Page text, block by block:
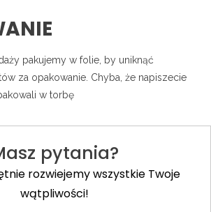
pakujemy w folie, by uniknąć
za opakowanie. Chyba, że napiszecie
w torbę
pytania?
rozwiejemy wszystkie Twoje
wątpliwości!